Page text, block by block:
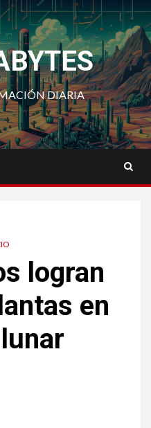
DIARIA
logran
en